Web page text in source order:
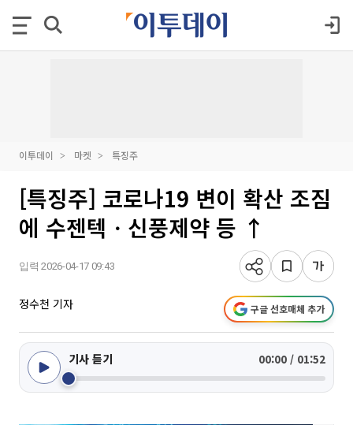
이투데이 마켓 특징주
[특징주] 코로나19 변이 확산 조짐
에 수젠텍ㆍ신풍제약 등 ↑
입력 2026-04-17 09:43
정수천 기자 구글 선호매체 추가
기사 듣기 00:00 / 01:52